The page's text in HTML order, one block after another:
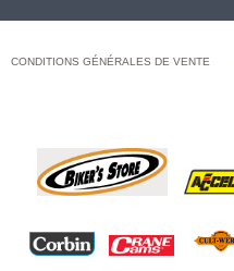
CONDITIONS GÉNÉRALES DE VENTE